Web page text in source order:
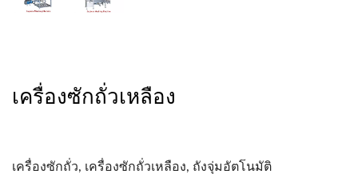
เครื่องซักถั่วเหลือง
เครื่องซักถั่ว, เครื่องซักถั่วเหลือง, ถังจุ่มอัตโนมัติ